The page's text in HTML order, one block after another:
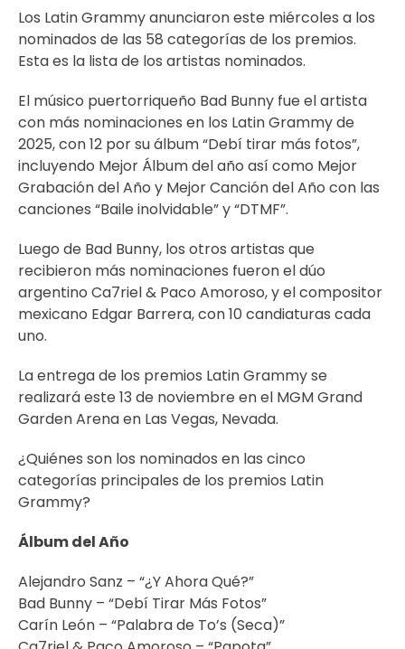
Los Latin Grammy anunciaron este miércoles a los
nominados de las 58 categorías de los premios.
Esta es la lista de los artistas nominados.
El músico puertorriqueño Bad Bunny fue el artista
con más nominaciones en los Latin Grammy de
2025, con 12 por su álbum “Debí tirar más fotos”,
incluyendo Mejor Álbum del año así como Mejor
Grabación del Año y Mejor Canción del Año con las
canciones “Baile inolvidable” y “DTMF”.
Luego de Bad Bunny, los otros artistas que
recibieron más nominaciones fueron el dúo
argentino Ca7riel & Paco Amoroso, y el compositor
mexicano Edgar Barrera, con 10 candiaturas cada
uno.
La entrega de los premios Latin Grammy se
realizará este 13 de noviembre en el MGM Grand
Garden Arena en Las Vegas, Nevada.
¿Quiénes son los nominados en las cinco
categorías principales de los premios Latin
Grammy?
Álbum del Año
Alejandro Sanz – “¿Y Ahora Qué?”
Bad Bunny – “Debí Tirar Más Fotos”
Carín León – “Palabra de To’s (Seca)”